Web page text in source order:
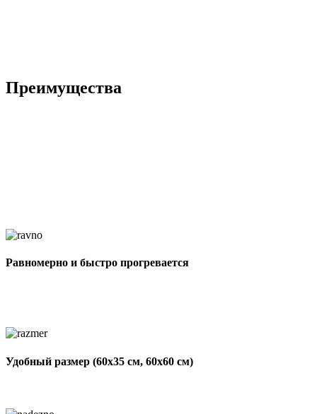
Преимущества
Равномерно и быстро прогревается
Удобный размер (60х35 см, 60х60 см)